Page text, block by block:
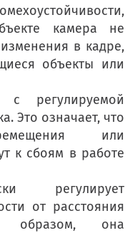
камера не
в кадре,
объекты или
с регулируемой
Это означает, что
или
к сбоям в работе
регулирует
от расстояния
образом, она